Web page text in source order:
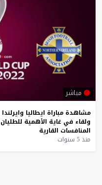
مباشر
مشاهدة مباراة ايطاليا وايرلندا
ولقاء في غاية الأهمية للطليان
المنافسات القارية
منذ 5 سنوات